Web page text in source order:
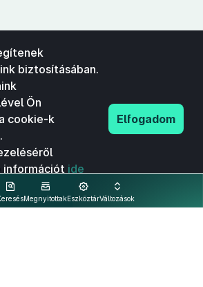
MegnyitottakEszköztárVáltozások
biztosításában.
Ön
cookie-k
információt ide
Elfogadom